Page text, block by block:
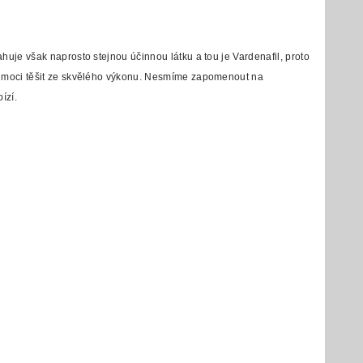
však naprosto stejnou účinnou látku a tou je Vardenafil, proto
těšit ze skvělého výkonu. Nesmíme zapomenout na